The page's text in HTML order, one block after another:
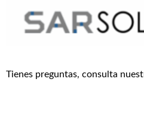
Tienes preguntas, consulta